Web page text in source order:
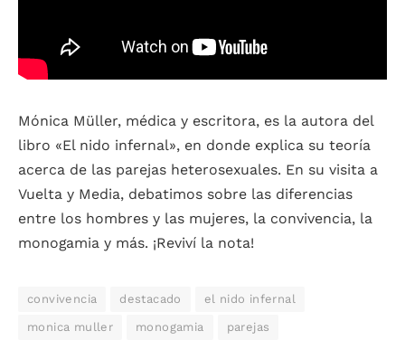
Mónica Müller, médica y escritora, es la autora del
libro «El nido infernal», en donde explica su teoría
acerca de las parejas heterosexuales. En su visita a
Vuelta y Media, debatimos sobre las diferencias
entre los hombres y las mujeres, la convivencia, la
monogamia y más. ¡Reviví la nota!
convivencia destacado el nido infernal
monica muller monogamia parejas